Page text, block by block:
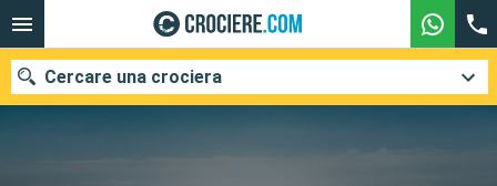
Cercare una crociera